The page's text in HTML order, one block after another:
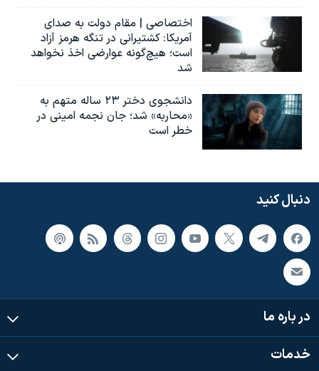
اختصاصی | مقام دولت به صدای
آمریکا: کشتیرانی در تنگه هرمز آزاد
است؛ هیچ‌گونه عوارضی اخذ نخواهد
شد
دانشجوی دختر ۲۳ ساله متهم به
«محاربه» شد؛ جان نجمه امینی در
خطر است
دنبال کنید
در باره ما
خدمات